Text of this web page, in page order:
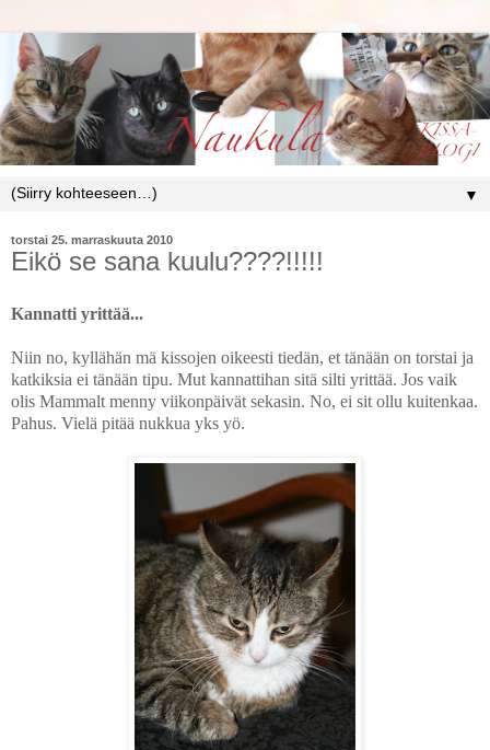
▼
torstai 25. marraskuuta 2010
Eikö se sana kuulu????!!!!!
Kannatti yrittää...
Niin no, kyllähän mä kissojen oikeesti tiedän, et tänään on torstai ja
katkiksia ei tänään tipu. Mut kannattihan sitä silti yrittää. Jos vaik
olis Mammalt menny viikonpäivät sekasin. No, ei sit ollu kuitenkaa.
Pahus. Vielä pitää nukkua yks yö.